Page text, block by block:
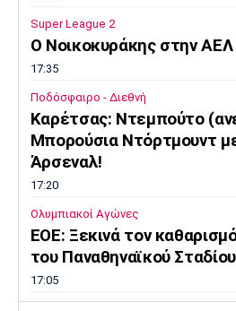
Super League 2
O Noικοκυράκης στην ΑΕΛ
17:35
Ποδόσφαιρο - Διεθνή
Kαρέτσας: Ντεμπούτο
Μπορούσια Ντόρτμουντ
Άρσεναλ!
17:20
Ολυμπιακοί Αγώνες
EOE: Ξεκινά τον
του Παναθηναϊκού Σταδίου
17:05